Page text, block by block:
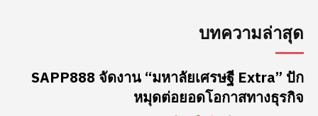
บทความล่าสุด
SAPP888 จัดงาน “มหาลัยเศรษฐี Extra” ปัก
หมุดต่อยอดโอกาสทางธุรกิจ